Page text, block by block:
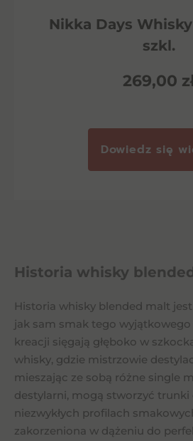
Nikka Days
szkl.
269,00
Dowiedz się
Historia whisky
Historia whisky blended malt
jak sam smak tego
kreacji sięgają głęboko w
whisky, gdzie mistrzowie
mieszając ze sobą różne single
destylarni, mogą stworzyć trunki
niezwykłych profilach
zakorzeniona w dążeniu do